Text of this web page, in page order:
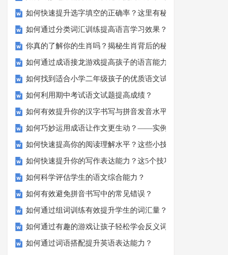
如何快速提升选字填空的正确率？这里有秘诀！
如何通过分类词汇训练提高语言学习效果？
你真的了解你的生肖吗？揭秘生肖背后的秘密
如何通过成语接龙游戏提高孩子的语言能力？
如何找到适合小学二年级孩子的优质语文试卷？
如何利用期中考试语文试题提高成绩？
如何有效提升你的汉字书写与拼音发音水平？
如何巧妙运用成语让作文更生动？——实例解析与技巧分享
如何快速提高你的阅读理解水平？这些小技巧要知道！
如何快速提升你的写作表达能力？这5个技巧让你的文章更加
如何科学评估学生的语文综合能力？
如何有效避免拼音书写中的常见错误？
如何通过组词训练有效提升学生的词汇量？
如何通过有趣的游戏让孩子轻松学会反义词？
如何通过词语搭配提升英语表达能力？